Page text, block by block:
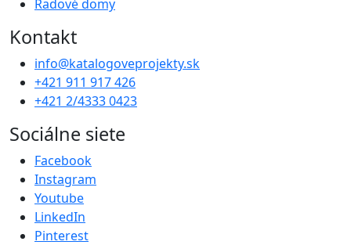
Radové domy
Kontakt
info@katalogoveprojekty.sk
+421 911 917 426
+421 2/4333 0423
Sociálne siete
Facebook
Instagram
Youtube
LinkedIn
Pinterest